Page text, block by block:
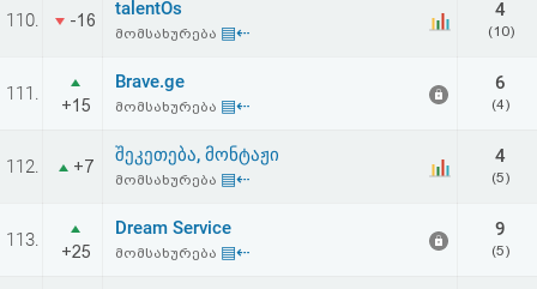
უარყოფა
110. -16
talentOs
მომსახურება ▤⇠
4
(10)
111.
+15
Brave.ge
მომსახურება ▤⇠
6
(4)
112. +7
შეკეთება, მონტაჟი
მომსახურება ▤⇠
4
(5)
113.
+25
Dream Service
მომსახურება ▤⇠
9
(5)